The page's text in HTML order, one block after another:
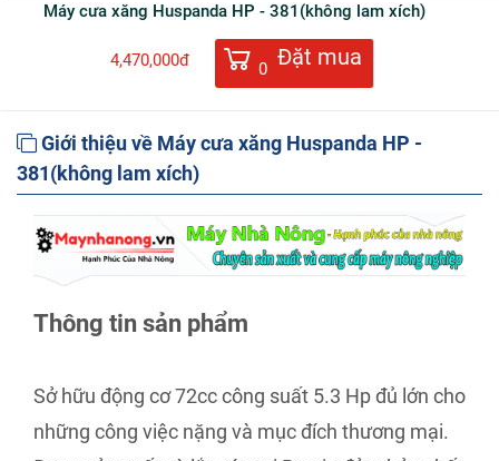
Máy cưa xăng Huspanda HP - 381(không lam xích)
4,470,000đ 0 Đặt mua
Giới thiệu về Máy cưa xăng Huspanda HP -
381(không lam xích)
Thông tin sản phẩm
Sở hữu động cơ 72cc công suất 5.3 Hp đủ lớn cho
những công việc nặng và mục đích thương mại.